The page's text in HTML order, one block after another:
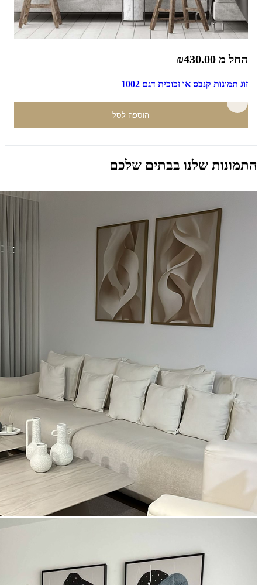
החל מ ₪430.00
זוג תמונות קנבס או זכוכית דגם 1002
הוספה לסל
התמונות שלנו בבתים שלכם